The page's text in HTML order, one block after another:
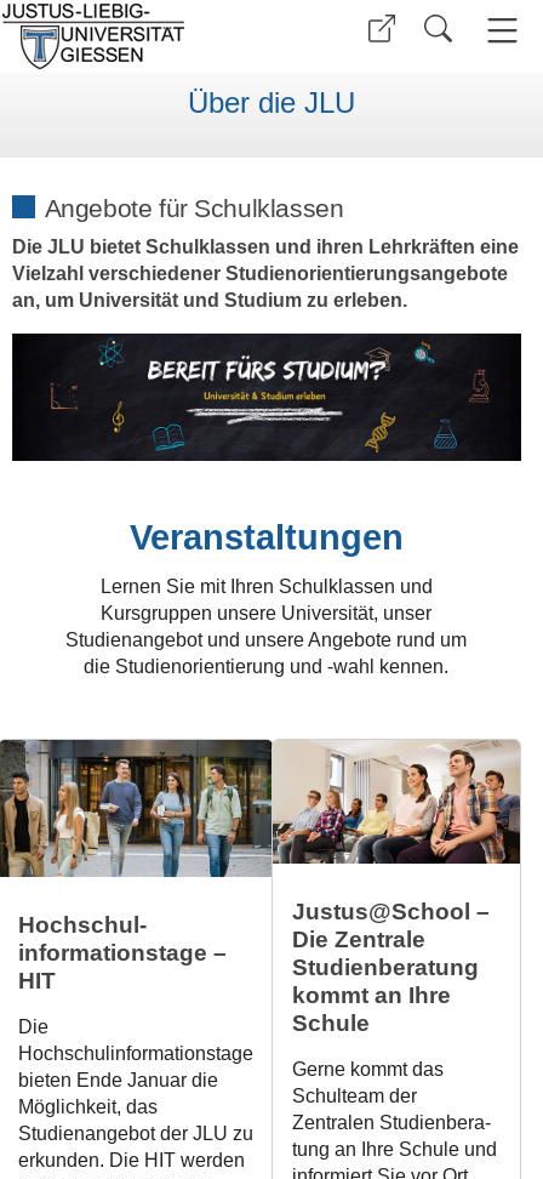
Über die JLU
Angebote für Schulklassen
Die JLU bietet Schulklassen und ihren Lehrkräften eine
Vielzahl verschiedener Studienorientierungsangebote
an, um Universität und Studium zu erleben.
Veranstaltungen
Lernen Sie mit Ihren Schulklassen und
Kursgruppen unsere Universität, unser
Studienangebot und unsere Angebote rund um
die Studienorientierung und -wahl kennen.
Hoch­schul­
informations­tage –
HIT
Die
Hochschulinformationstage
bieten Ende Januar die
Möglichkeit, das
Studienangebot der JLU zu
erkunden. Die HIT werden
Justus@School –
Die Zentrale
Studien­beratung
kommt an Ihre
Schule
Gerne kommt das
Schulteam der
Zentralen Stu­di­en­be­ra­
tung an Ihre Schule und